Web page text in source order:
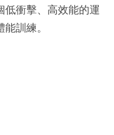
低衝擊、高效能的運
訓練。